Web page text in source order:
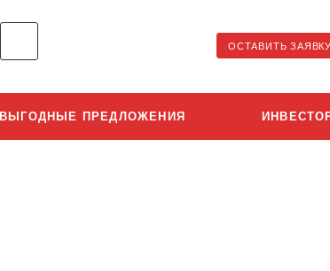
ОСТАВИТЬ ЗАЯВКУ
ВЫГОДНЫЕ ПРЕДЛОЖЕНИЯ